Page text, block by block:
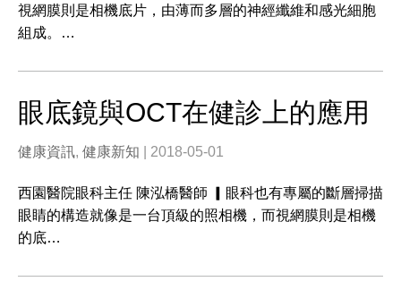
視網膜則是相機底片，由薄而多層的神經纖維和感光細胞
組成。…
眼底鏡與OCT在健診上的應用
健康資訊, 健康新知 | 2018-05-01
西園醫院眼科主任 陳泓橋醫師 ▎眼科也有專屬的斷層掃描
眼睛的構造就像是一台頂級的照相機，而視網膜則是相機
的底…